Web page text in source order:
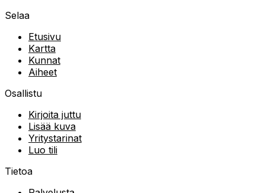
Selaa
Etusivu
Kartta
Kunnat
Aiheet
Osallistu
Kirjoita juttu
Lisää kuva
Yritystarinat
Luo tili
Tietoa